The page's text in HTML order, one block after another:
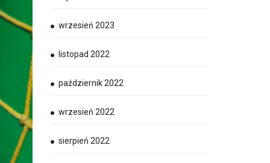
wrzesień 2023
listopad 2022
październik 2022
wrzesień 2022
sierpień 2022